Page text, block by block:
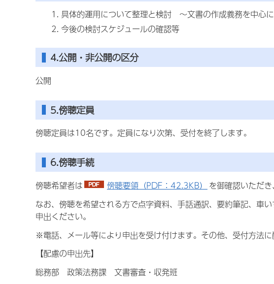
具体的運用について整理と検討 ～文書の作成義務を中心
今後の検討スケジュールの確認等
4.公開・非公開の区分
公開
5.傍聴定員
傍聴定員は10名です。定員になり次第、受付を終了します。
6.傍聴手続
傍聴希望者は 傍聴要領（PDF：42.3KB） を御確認いただ
なお、傍聴を希望される方で点字資料、手話通訳、要約筆記、車
申出ください。
※電話、メール等により申出を受け付けます。その他、受付方法
【配慮の申出先】
総務部 政策法務課 文書審査・収発班